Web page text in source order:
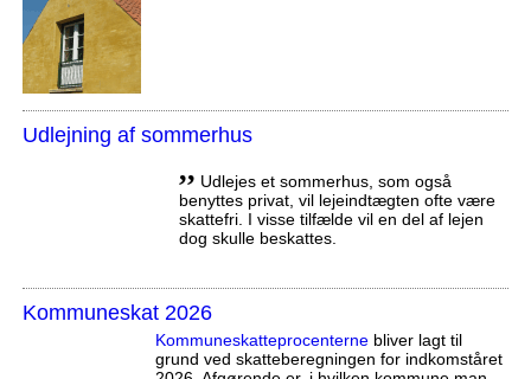
Udlejning af sommerhus
,, Udlejes et sommerhus, som også
benyttes privat, vil lejeindtægten ofte være
skattefri. I visse tilfælde vil en del af lejen
dog skulle beskattes.
Kommuneskat 2026
Kommuneskatte­procenternebliver lagt til
grund ved skatteberegningen for indkomståret